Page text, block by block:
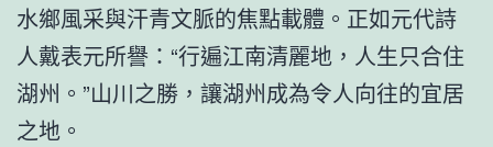
水鄉風采與汗青文脈的焦點載體。正如元代詩
人戴表元所譽：“行遍江南清麗地，人生只合住
湖州。”山川之勝，讓湖州成為令人向往的宜居
之地。